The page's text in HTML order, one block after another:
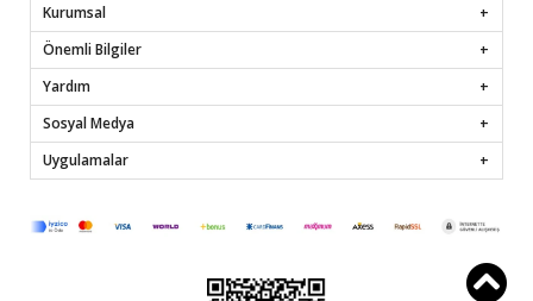
Kurumsal
Önemli Bilgiler
Yardım
Sosyal Medya
Uygulamalar